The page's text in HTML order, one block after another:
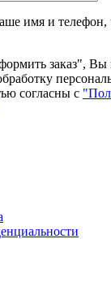
имя и
заказ", Вы
согласны с